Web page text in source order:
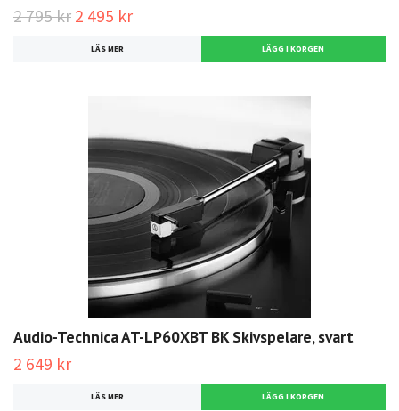
2 795 kr 2 495 kr
LÄS MER
Audio-Technica AT-LP60XBT BK Skivspelare, svart
2 649 kr
LÄS MER